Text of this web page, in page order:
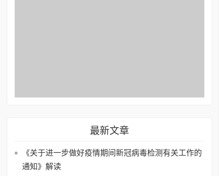
最新文章
《关于进一步做好疫情期间新冠病毒检测有关工作的
通知》解读